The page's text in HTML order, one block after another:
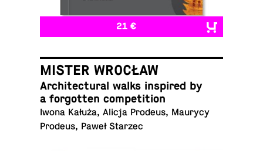
21 €
MISTER WROCŁAW
Ar­chi­tec­tural walks in­spired by
a for­got­ten competition
Iwona Kałuża, Alicja Prodeus, Maurycy
Prodeus, Paweł Starzec